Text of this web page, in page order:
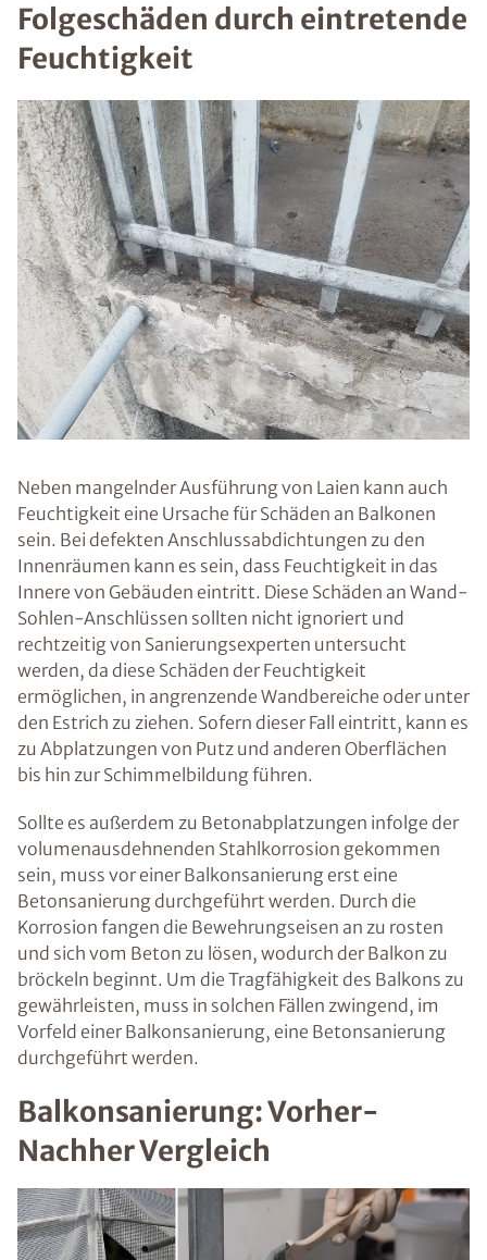
Folgeschäden durch eintretende
Feuchtigkeit
Neben mangelnder Ausführung von Laien kann auch
Feuchtigkeit eine Ursache für Schäden an Balkonen
sein. Bei defekten Anschlussabdichtungen zu den
Innenräumen kann es sein, dass Feuchtigkeit in das
Innere von Gebäuden eintritt. Diese Schäden an Wand-
Sohlen-Anschlüssen sollten nicht ignoriert und
rechtzeitig von Sanierungsexperten untersucht
werden, da diese Schäden der Feuchtigkeit
ermöglichen, in angrenzende Wandbereiche oder unter
den Estrich zu ziehen. Sofern dieser Fall eintritt, kann es
zu Abplatzungen von Putz und anderen Oberflächen
bis hin zur Schimmelbildung führen.
Sollte es außerdem zu Betonabplatzungen infolge der
volumenausdehnenden Stahlkorrosion gekommen
sein, muss vor einer Balkonsanierung erst eine
Betonsanierung durchgeführt werden. Durch die
Korrosion fangen die Bewehrungseisen an zu rosten
und sich vom Beton zu lösen, wodurch der Balkon zu
bröckeln beginnt. Um die Tragfähigkeit des Balkons zu
gewährleisten, muss in solchen Fällen zwingend, im
Vorfeld einer Balkonsanierung, eine Betonsanierung
durchgeführt werden.
Balkonsanierung: Vorher-
Nachher Vergleich